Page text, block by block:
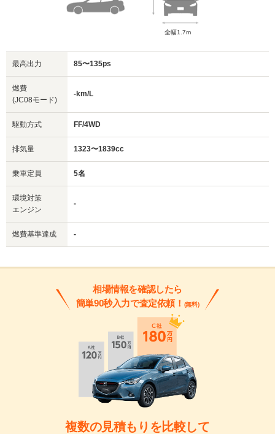
全幅1.7m
最高出力 85〜135ps
燃費
(JC08モード)
-km/L
駆動方式 FF/4WD
排気量 1323〜1839cc
乗車定員 5名
環境対策
エンジン
-
燃費基準達成 -
相場情報を確認したら
簡単90秒入力で査定依頼！ (無料)
複数の見積もりを比較して